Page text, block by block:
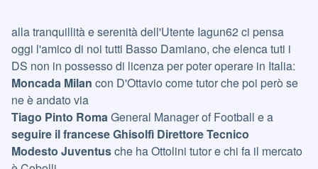
alla tranquillità e serenità dell'Utente Iagun62 ci pensa
oggi l'amico di noi tutti Basso Damiano, che elenca tuti i
DS non in possesso di licenza per poter operare in Italia:
Moncada Milan con D'Ottavio come tutor che poi però se
ne è andato via
Tiago Pinto RomaGeneral Manager of Football e a
seguire il francese Ghisolfì Direttore Tecnico
Modesto Juventusche ha Ottolini tutor e chi fa il mercato